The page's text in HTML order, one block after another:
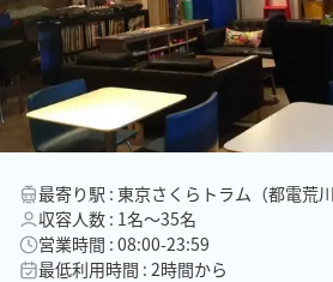
最寄り駅 : 東京さくらトラム（都電荒
収容人数 : 1名〜35名
営業時間 : 08:00-23:59
最低利用時間 : 2時間から